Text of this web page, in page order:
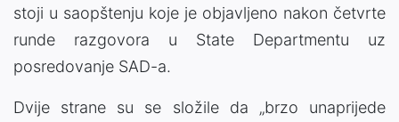
stoji u saopštenju koje je objavljeno nakon četvrte
runde razgovora u State Departmentu uz
posredovanje SAD-a.
Dvije strane su se složile da „brzo unaprijede